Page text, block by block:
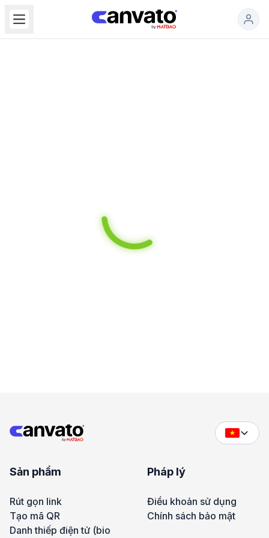
Sản phẩm
Rút gọn link
Tạo mã QR
Danh thiếp điện tử (bio
Pháp lý
Điều khoản sử dụng
Chính sách bảo mật